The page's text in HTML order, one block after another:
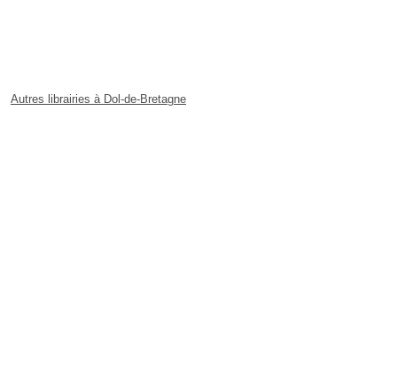
Autres librairies à Dol-de-Bretagne